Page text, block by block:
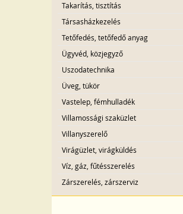
Takarítás, tisztítás
Társasházkezelés
Tetőfedés, tetőfedő anyag
Ügyvéd, közjegyző
Uszodatechnika
Üveg, tükör
Vastelep, fémhulladék
Villamossági szaküzlet
Villanyszerelő
Virágüzlet, virágküldés
Víz, gáz, fűtésszerelés
Zárszerelés, zárszerviz